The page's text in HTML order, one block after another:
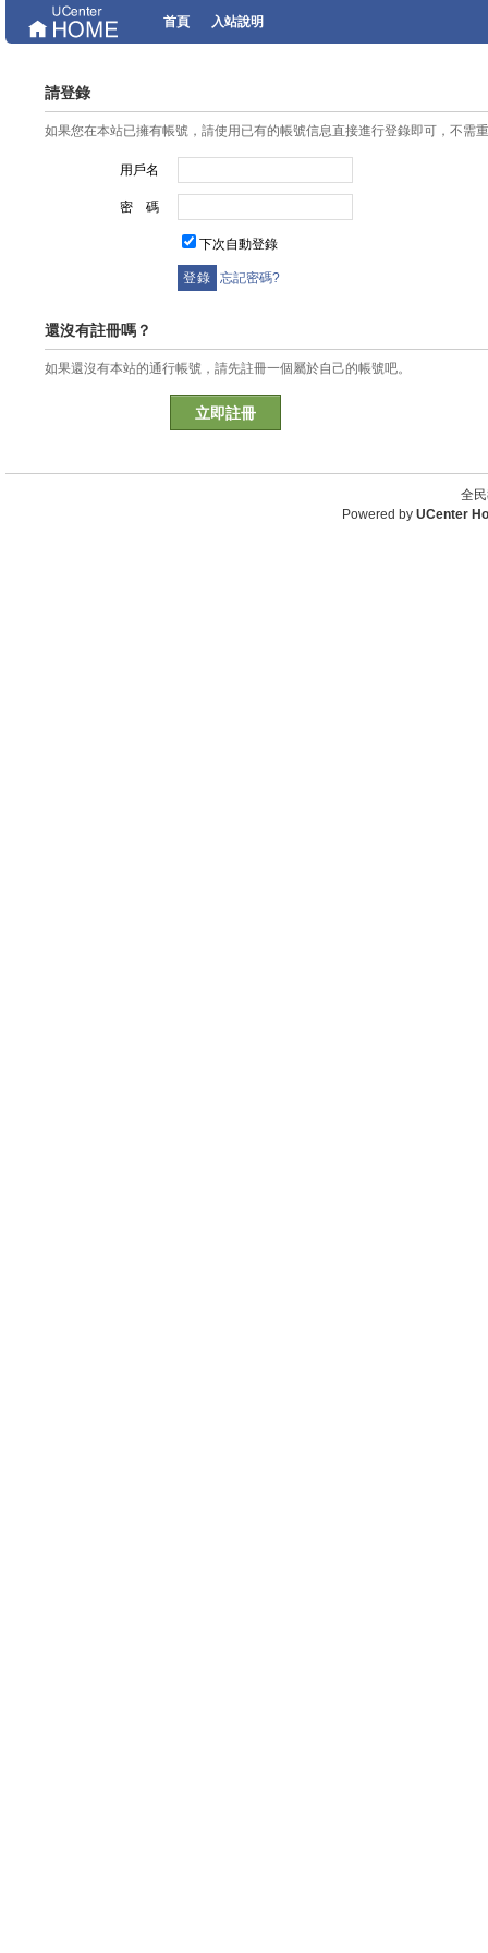
首頁 入站說明
請登錄
如果您在本站已擁有帳號，請使用已有的帳號信息直接進行登錄即可，不需
用戶名
密 碼
下次自動登錄
忘記密碼?
還沒有註冊嗎？
如果還沒有本站的通行帳號，請先註冊一個屬於自己的帳號吧。
立即註冊
全
Powered by UCenter